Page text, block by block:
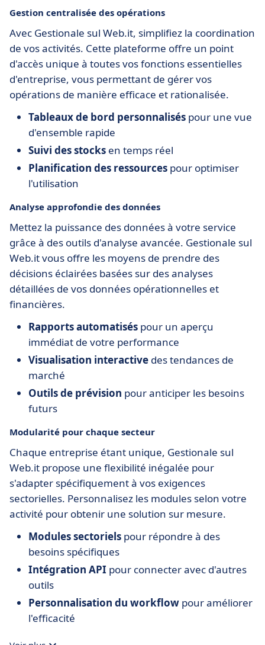
Gestion centralisée des opérations
Avec Gestionale sul Web.it, simplifiez la coordination
de vos activités. Cette plateforme offre un point
d'accès unique à toutes vos fonctions essentielles
d'entreprise, vous permettant de gérer vos
opérations de manière efficace et rationalisée.
Tableaux de bord personnalisés pour une vue
d'ensemble rapide
Suivi des stocks en temps réel
Planification des ressources pour optimiser
l'utilisation
Analyse approfondie des données
Mettez la puissance des données à votre service
grâce à des outils d'analyse avancée. Gestionale sul
Web.it vous offre les moyens de prendre des
décisions éclairées basées sur des analyses
détaillées de vos données opérationnelles et
financières.
Rapports automatisés pour un aperçu
immédiat de votre performance
Visualisation interactive des tendances de
marché
Outils de prévision pour anticiper les besoins
futurs
Modularité pour chaque secteur
Chaque entreprise étant unique, Gestionale sul
Web.it propose une flexibilité inégalée pour
s'adapter spécifiquement à vos exigences
sectorielles. Personnalisez les modules selon votre
activité pour obtenir une solution sur mesure.
Modules sectoriels pour répondre à des
besoins spécifiques
Intégration API pour connecter avec d'autres
outils
Personnalisation du workflow pour améliorer
l'efficacité